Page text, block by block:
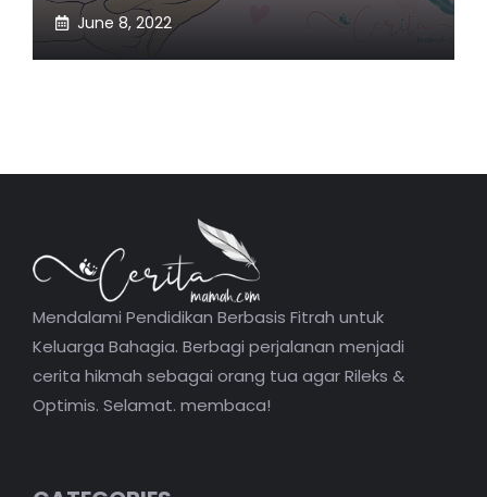
June 8, 2022
Mendalami Pendidikan Berbasis Fitrah untuk
Keluarga Bahagia. Berbagi perjalanan menjadi
cerita hikmah sebagai orang tua agar Rileks &
Optimis. Selamat. membaca!